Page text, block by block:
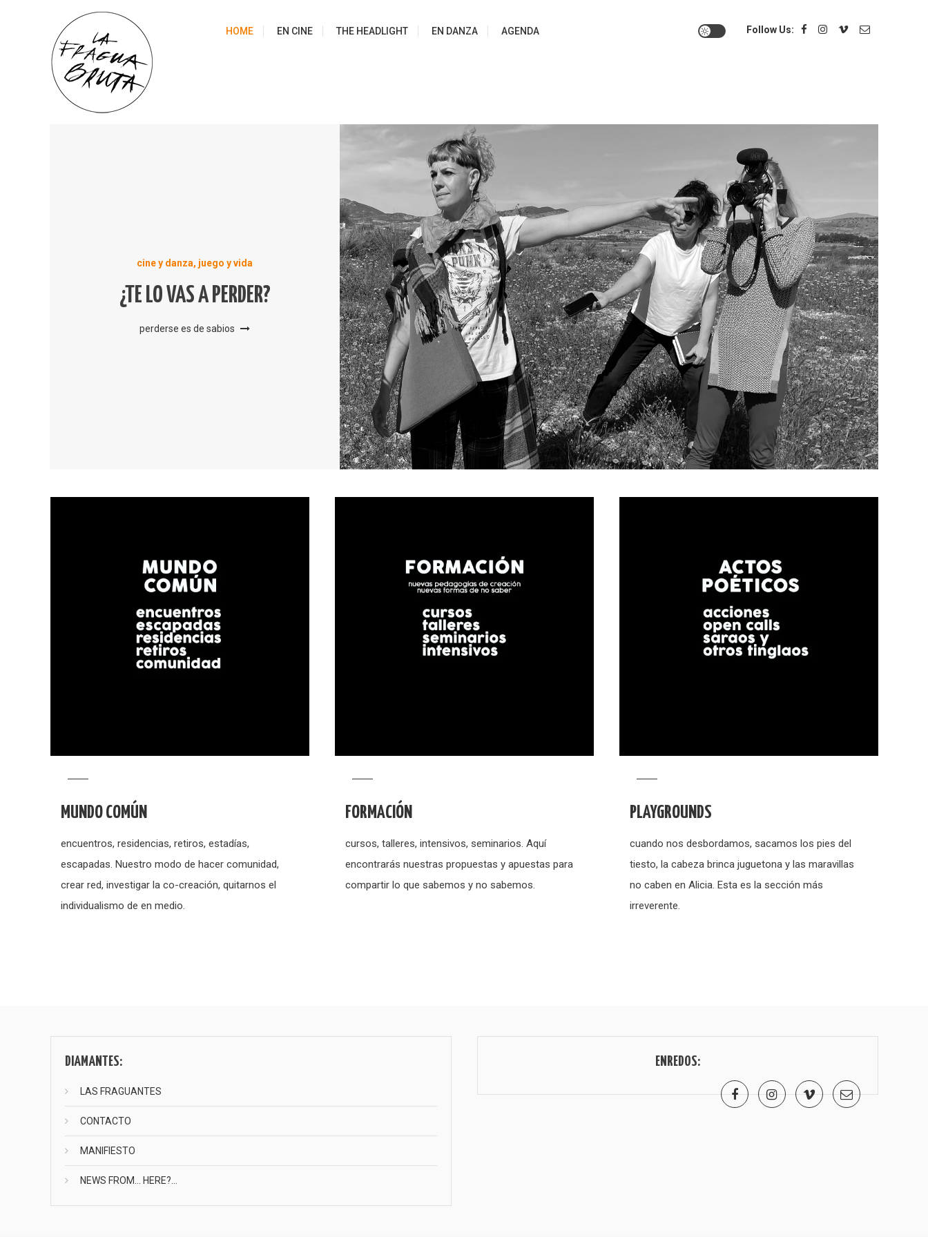
HOME EN CINE THE HEADLIGHT EN DANZA AGENDA Follow Us:
cine y danza, juego y vida
¿TE LO VAS A PERDER?
perderse es de sabios
MUNDO COMÚN
encuentros, residencias, retiros, estadías,
escapadas. Nuestro modo de hacer comunidad,
crear red, investigar la co-creación, quitarnos el
individualismo de en medio.
FORMACIÓN
cursos, talleres, intensivos, seminarios. Aquí
encontrarás nuestras propuestas y apuestas para
compartir lo que sabemos y no sabemos.
PLAYGROUNDS
cuando nos desbordamos, sacamos los pies del
tiesto, la cabeza brinca juguetona y las maravillas
no caben en Alicia. Esta es la sección más
irreverente.
entradas
DIAMANTES:
LAS FRAGUANTES
CONTACTO
MANIFIESTO
NEWS FROM… HERE?…
ENREDOS: